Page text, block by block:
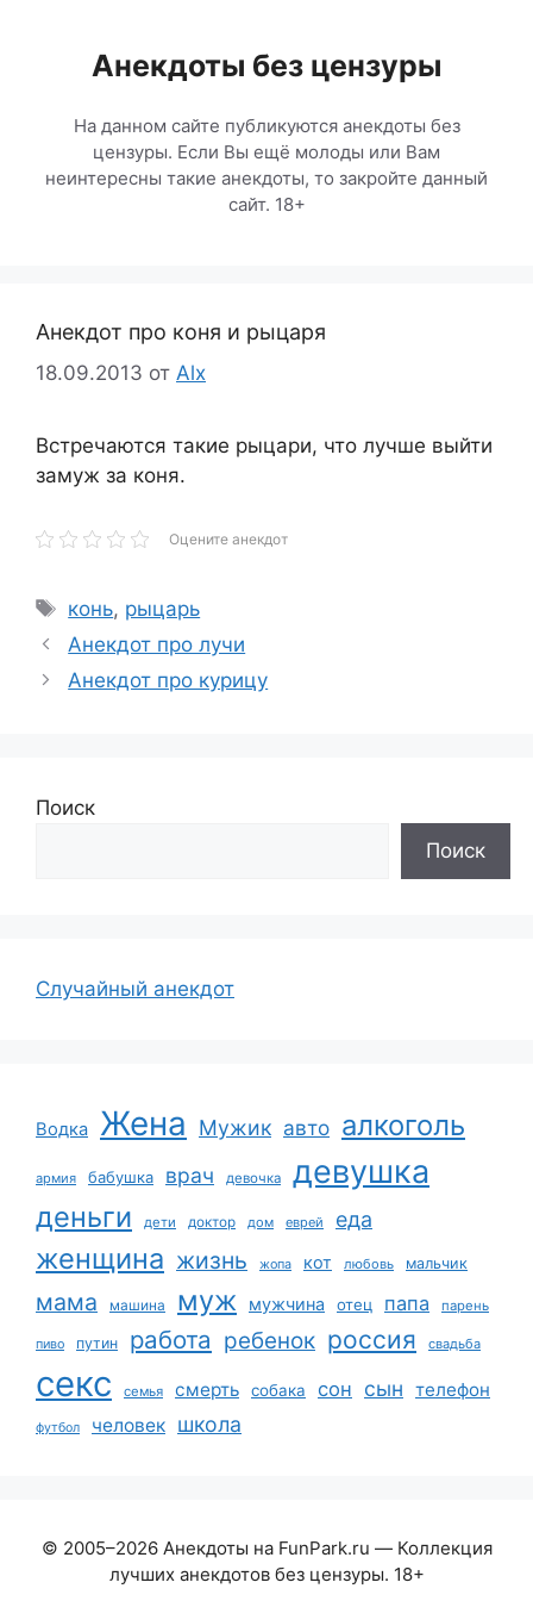
содержимомуАнекдоты без цензуры
На данном сайте публикуются анекдоты без
цензуры. Если Вы ещё молоды или Вам
неинтересны такие анекдоты, то закройте данный
сайт. 18+
Анекдот про коня и рыцаря
18.09.2013 от Alx
Встречаются такие рыцари, что лучше выйти
замуж за коня.
Оцените анекдот
Метки
конь, рыцарь
Анекдот про лучи
Анекдот про курицу
Поиск
Поиск
Случайный анекдот
Водка Жена Мужик авто алкоголь
армия бабушка врач девочка девушка
деньги дети доктор дом еврей еда
женщина жизнь жопа кот любовь мальчик
мама машина муж мужчина отец папа парень
пиво путин работа ребенок россия свадьба
секс семья смерть собака сон сын телефон
футбол человек школа
© 2005–2026 Анекдоты на FunPark.ru — Коллекция
лучших анекдотов без цензуры. 18+